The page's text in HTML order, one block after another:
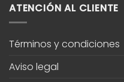
ATENCIÓN AL CLIENTE
Términos y condiciones
Aviso legal